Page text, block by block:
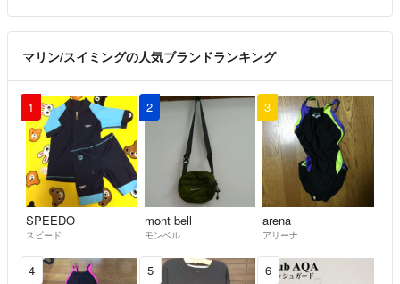
出品者 Adrive.co- 5年以上前
オーバーホールが大体工賃込みで5000〜9000なので27000希望です
ばなな- 5年以上前
極力ご希望額に沿うようにさせて頂きます
出品者 Adrive.co- 5年以上前
コメントありがとうございます
おいくら希望でしょうか？
出品者 Adrive.co - 5年以上前
マリン/スイミングの人気ブランドランキング
1
SPEEDO
スピード
2
mont bell
モンベル
3
arena
アリーナ
4 5 6